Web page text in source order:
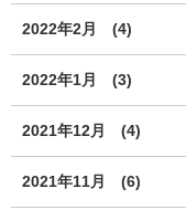
2022年2月 (4)
2022年1月 (3)
2021年12月 (4)
2021年11月 (6)